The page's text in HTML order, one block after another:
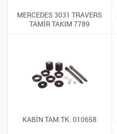
MERCEDES 3031 TRAVERS
TAMİR TAKIM 7789
KABİN TAM.TK. 010658